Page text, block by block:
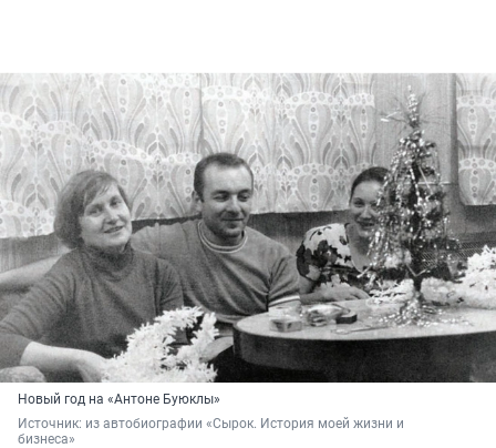
Новый год на «Антоне Буюклы»
Источник: из автобиографии «Сырок. История моей жизни и
бизнеса»